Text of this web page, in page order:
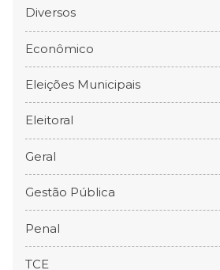
Diversos
Econômico
Eleições Municipais
Eleitoral
Geral
Gestão Pública
Penal
TCE